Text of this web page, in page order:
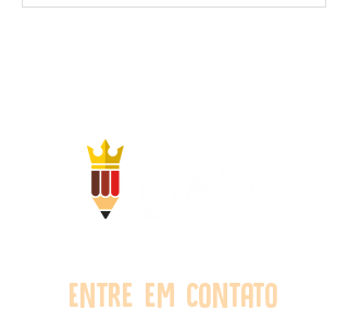
Entre em contato